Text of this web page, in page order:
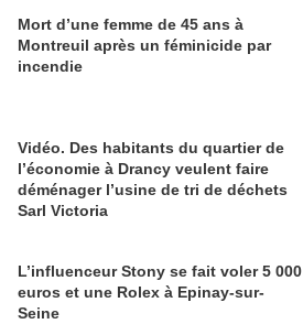
Mort d’une femme de 45 ans à
Montreuil après un féminicide par
incendie
Vidéo. Des habitants du quartier de
l’économie à Drancy veulent faire
déménager l’usine de tri de déchets
Sarl Victoria
L’influenceur Stony se fait voler 5 000
euros et une Rolex à Epinay-sur-
Seine